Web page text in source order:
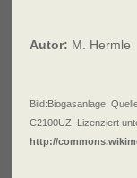
Autor: M. Hermle
Bild:Biogasanlage;
C2100UZ. Lizenziert
http://